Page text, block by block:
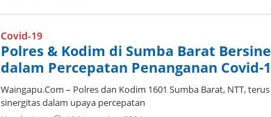
Covid-19
Polres & Kodim di Sumba Barat
dalam Percepatan Penanganan Covid-
Waingapu.Com – Polres dan Kodim 1601 Sumba Barat, NTT,
sinergitas dalam upaya percepatan